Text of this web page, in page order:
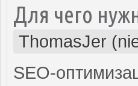
Для чего
ThomasJer
SEO-